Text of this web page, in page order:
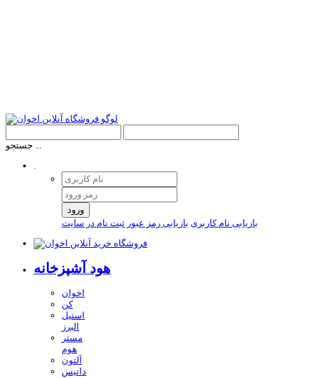
جستجو ...
.
ورود
بازیابی نام کاربری بازیابی رمز عبور ثبت نام در سایت
هود آشپزخانه
اخوان
کن
استیل
البرز
مستر
هوم
آلتون
داتیس